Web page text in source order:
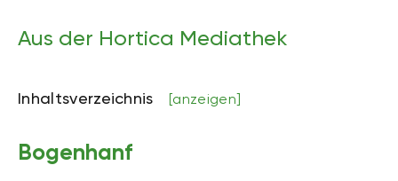
Aus der Hortica Mediathek
Inhaltsverzeichnis [anzeigen]
Bogenhanf